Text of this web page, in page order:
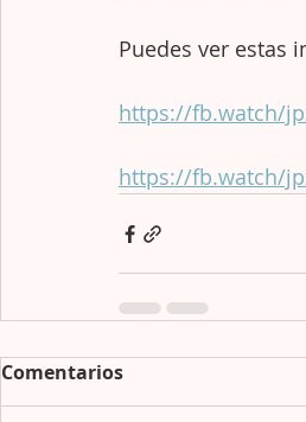
Puedes ver estas
https://fb.watch/
https://fb.watch/
Comentarios